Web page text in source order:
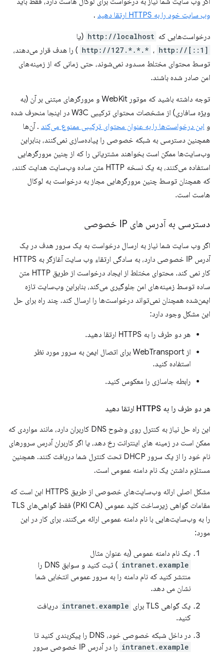
وب سایت خود را به HTTPS ارتقا دهید
.
درخواست‌هایی که http://localhost (یا
http://127.*.*.* ، http://[::1]
) را هدف قرار می‌دهند،
توسط محتوای مختلط مسدود نمی‌شوند، حتی زمانی که از زمینه‌های
امن صادر شده باشند.
توجه داشته باشید که موتور WebKit و مرورگرهای مبتنی بر آن (به
ویژه سافاری) از مشخصات محتوای ترکیبی W3C در اینجا منحرف شده
و این درخواست‌ها را به عنوان محتوای ترکیبی ممنوع می‌کند . آن‌ها
همچنین دسترسی به شبکه خصوصی را پیاده‌سازی نمی‌کنند، بنابراین
وب‌سایت‌ها ممکن است بخواهند مشتریانی را که از چنین مرورگرهایی
استفاده می‌کنند، به یک نسخه HTTP متن ساده وب‌سایت هدایت کنند،
که همچنان توسط چنین مرورگرهایی مجاز به درخواست به لوکال
هاست است.
دسترسی به آدرس های IP خصوصی
اگر وب سایت شما نیاز به ارسال درخواست به یک سرور هدف در یک
آدرس IP خصوصی دارد، به سادگی ارتقاء وب سایت آغازگر به HTTPS
کار نمی کند. محتوای مختلط از ایجاد درخواست از طریق HTTP متن
ساده توسط زمینه‌های امن جلوگیری می‌کند، بنابراین وب‌سایت تازه
ایمن‌شده همچنان نمی‌تواند درخواست‌ها را ارسال کند. چند راه برای حل
این مشکل وجود دارد:
هر دو طرف را به HTTPS ارتقا دهید.
از WebTransport برای اتصال ایمن به سرور مورد نظر
استفاده کنید.
رابطه جاسازی را معکوس کنید.
هر دو طرف را به HTTPS ارتقا دهید
این راه حل نیاز به کنترل روی وضوح DNS کاربران دارد، مانند مواردی که
ممکن است در زمینه های اینترانت رخ دهد، یا اگر کاربران آدرس سرورهای
نام خود را از یک سرور DHCP تحت کنترل شما دریافت کنند. همچنین
مستلزم داشتن یک نام دامنه عمومی است.
مشکل اصلی ارائه وب‌سایت‌های خصوصی از طریق HTTPS این است که
مقامات گواهی زیرساخت کلید عمومی (PKI CA) فقط گواهی‌های TLS
را به وب‌سایت‌هایی با نام دامنه عمومی ارائه می‌کنند. برای کار در این
مورد:
یک نام دامنه عمومی (به عنوان مثال
intranet.example
) ثبت کنید و سوابق DNS را
منتشر کنید که نام دامنه را به سرور عمومی انتخابی شما
نشان می دهد.
یک گواهی TLS برای
intranet.example دریافت
کنید.
در داخل شبکه خصوصی خود، DNS را پیکربندی کنید تا
intranet.example
را در آدرس IP خصوصی سرور